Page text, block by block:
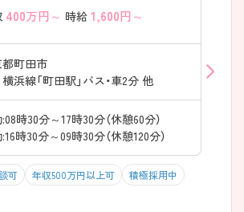
400万円～ 時給 1,600円～
町田市
横浜線「町田駅」バス・車2分 他
時30分～17時30分（休憩60分）
時30分～09時30分（休憩120分）
可 年収500万円以上可 積極採用中